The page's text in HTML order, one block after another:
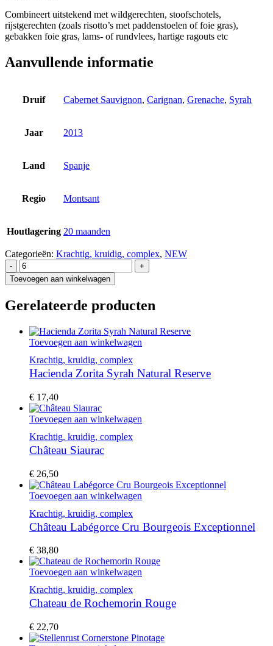
Combineert uitstekend met wildgerechten, stoofschotels,
rijstgerechten (zoals risotto’s met paddenstoelen of foie gras),
gebakken foie gras, lams- of rundvlees, hartige ragouts etc
Aanvullende informatie
Druif Cabernet Sauvignon, Carignan, Grenache, Syrah
Jaar 2013
Land Spanje
Regio Montsant
Houtlagering 20 maanden
Categorieën: Krachtig, kruidig, complex, NEW
-
+
Toevoegen aan winkelwagen
Gerelateerde producten
Toevoegen aan winkelwagen
Krachtig, kruidig, complex
Hacienda Zorita Syrah Natural Reserve
€ 17,40
Toevoegen aan winkelwagen
Krachtig, kruidig, complex
Château Siaurac
€ 26,50
Toevoegen aan winkelwagen
Krachtig, kruidig, complex
Château Labégorce Cru Bourgeois Exceptionnel
€ 38,80
Toevoegen aan winkelwagen
Krachtig, kruidig, complex
Chateau de Rochemorin Rouge
€ 22,70